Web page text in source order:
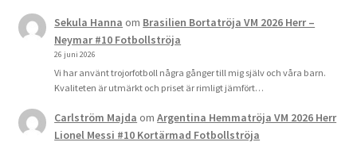
Sekula Hanna om Brasilien Bortatröja VM 2026 Herr –
Neymar #10 Fotbollströja
26 juni 2026
Vi har använt trojorfotboll några gånger till mig själv och våra barn.
Kvaliteten är utmärkt och priset är rimligt jämfört…
Carlström Majda omArgentina Hemmatröja VM 2026 Herr
Lionel Messi #10 Kortärmad Fotbollströja